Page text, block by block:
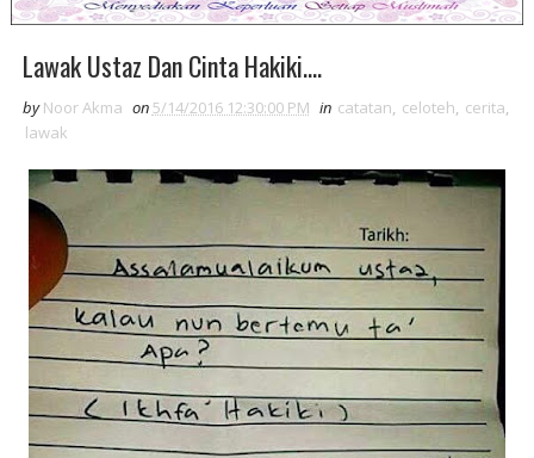
Lawak Ustaz Dan Cinta Hakiki....
by Noor Akma on 5/14/2016 12:30:00 PM in catatan, celoteh, cerita,
lawak